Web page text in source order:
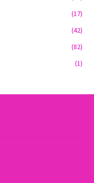
(17)
(42)
(82)
(1)